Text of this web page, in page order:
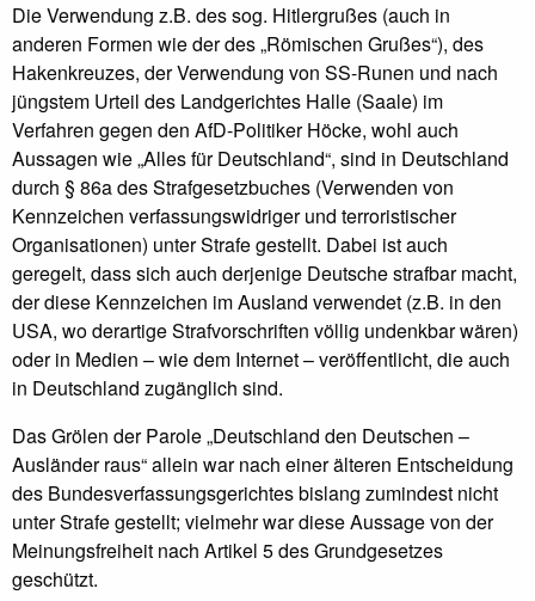
Die Verwendung z.B. des sog. Hitlergrußes (auch in
anderen Formen wie der des „Römischen Grußes“), des
Hakenkreuzes, der Verwendung von SS-Runen und nach
jüngstem Urteil des Landgerichtes Halle (Saale) im
Verfahren gegen den AfD-Politiker Höcke, wohl auch
Aussagen wie „Alles für Deutschland“, sind in Deutschland
durch § 86a des Strafgesetzbuches (Verwenden von
Kennzeichen verfassungswidriger und terroristischer
Organisationen) unter Strafe gestellt. Dabei ist auch
geregelt, dass sich auch derjenige Deutsche strafbar macht,
der diese Kennzeichen im Ausland verwendet (z.B. in den
USA, wo derartige Strafvorschriften völlig undenkbar wären)
oder in Medien – wie dem Internet – veröffentlicht, die auch
in Deutschland zugänglich sind.
Das Grölen der Parole „Deutschland den Deutschen –
Ausländer raus“ allein war nach einer älteren Entscheidung
des Bundesverfassungsgerichtes bislang zumindest nicht
unter Strafe gestellt; vielmehr war diese Aussage von der
Meinungsfreiheit nach Artikel 5 des Grundgesetzes
geschützt.